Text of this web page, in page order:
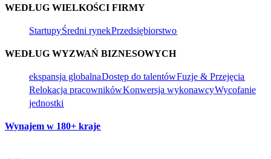
WEDŁUG WIELKOŚCI FIRMY​​
Startupy​​Średni rynek​​Przedsiębiorstwo​​
WEDŁUG WYZWAŃ BIZNESOWYCH​​
ekspansja globalna​​Dostęp do talentów​​Fuzje & Przejęcia​​
Relokacja pracowników​​Konwersja wykonawcy​​Wycofanie
jednostki​​
Wynajem w 180+ kraje​​